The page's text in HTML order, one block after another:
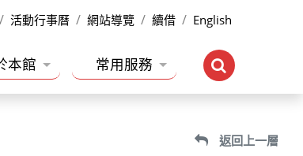
活動行事曆 網站導覽 續借 English
本館 常用服務
返回上一層